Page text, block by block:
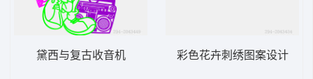
黛西与复古收音机 彩色花卉刺绣图案设计